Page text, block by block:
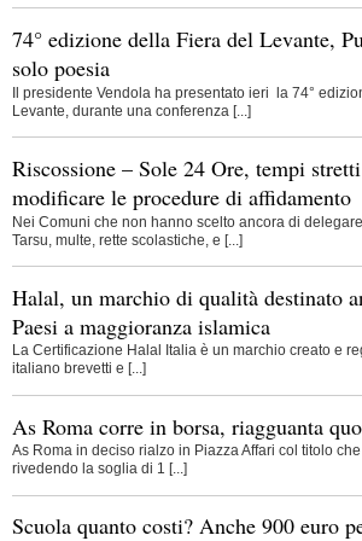
74° edizione della Fiera del Levante,
solo poesia
Il presidente Vendola ha presentato ieri la 74°
Levante, durante una conferenza [...]
Riscossione – Sole 24 Ore, tempi
modificare le procedure di affidamento
Nei Comuni che non hanno scelto ancora di
Tarsu, multe, rette scolastiche, e [...]
Halal, un marchio di qualità destinato
Paesi a maggioranza islamica
La Certificazione Halal Italia è un marchio creato e
italiano brevetti e [...]
As Roma corre in borsa, riagguanta
As Roma in deciso rialzo in Piazza Affari col titolo
rivedendo la soglia di 1 [...]
Scuola quanto costi? Anche 900 euro